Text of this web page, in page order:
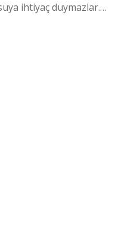
ihtiyaç duymazlar.…